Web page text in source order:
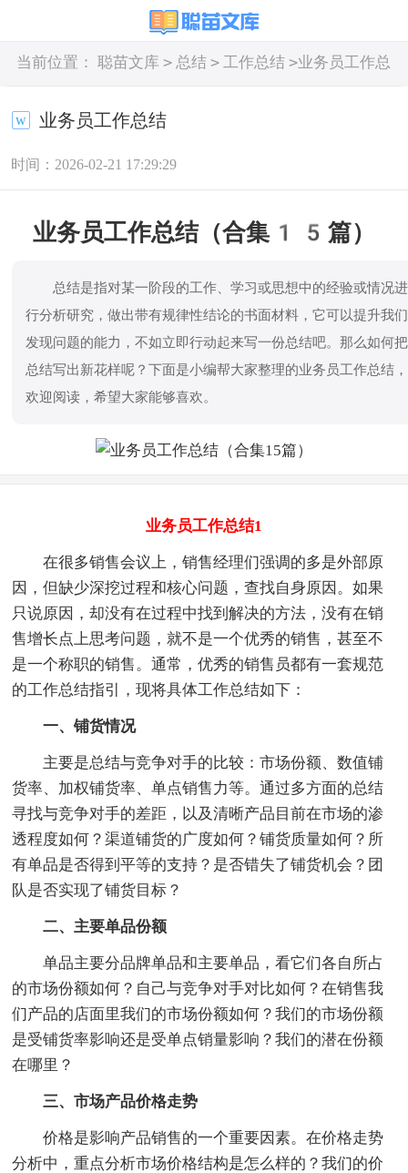
当前位置： 聪苗文库 > 总结 > 工作总结 >业务员工作总
业务员工作总结
时间：2026-02-21 17:29:29
业务员工作总结（合集15篇）
总结是指对某一阶段的工作、学习或思想中的经验或情况进
行分析研究，做出带有规律性结论的书面材料，它可以提升我们
发现问题的能力，不如立即行动起来写一份总结吧。那么如何把
总结写出新花样呢？下面是小编帮大家整理的业务员工作总结，
欢迎阅读，希望大家能够喜欢。
业务员工作总结1
在很多销售会议上，销售经理们强调的多是外部原
因，但缺少深挖过程和核心问题，查找自身原因。如果
只说原因，却没有在过程中找到解决的方法，没有在销
售增长点上思考问题，就不是一个优秀的销售，甚至不
是一个称职的销售。通常，优秀的销售员都有一套规范
的工作总结指引，现将具体工作总结如下：
一、铺货情况
主要是总结与竞争对手的比较：市场份额、数值铺
货率、加权铺货率、单点销售力等。通过多方面的总结
寻找与竞争对手的差距，以及清晰产品目前在市场的渗
透程度如何？渠道铺货的广度如何？铺货质量如何？所
有单品是否得到平等的支持？是否错失了铺货机会？团
队是否实现了铺货目标？
二、主要单品份额
单品主要分品牌单品和主要单品，看它们各自所占
的市场份额如何？自己与竞争对手对比如何？在销售我
们产品的店面里我们的市场份额如何？我们的市场份额
是受铺货率影响还是受单点销量影响？我们的潜在份额
在哪里？
三、市场产品价格走势
价格是影响产品销售的一个重要因素。在价格走势
分析中，重点分析市场价格结构是怎么样的？我们的价